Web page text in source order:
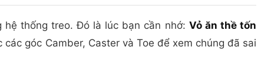
thống treo. Đó là lúc bạn cần nhớ: Vỏ ăn thề tốn
góc Camber, Caster và Toe để xem chúng đã sai